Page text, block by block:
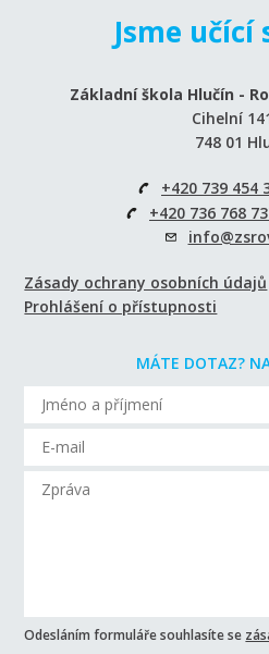
Jsme učící
Základní škola Hlučín -
Cihelní
748 01
+420 739 454
+420 736 768
Zásady ochrany osobních údajů
Prohlášení o přístupnosti
MÁTE DOTAZ?
Odesláním formuláře souhlasíte se